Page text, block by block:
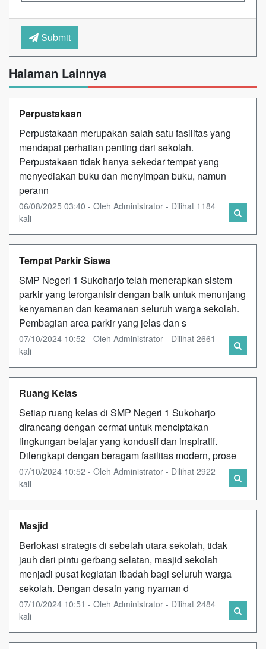
Submit
Halaman Lainnya
Perpustakaan
Perpustakaan merupakan salah satu fasilitas yang
mendapat perhatian penting dari sekolah.
Perpustakaan tidak hanya sekedar tempat yang
menyediakan buku dan menyimpan buku, namun
perann
06/08/2025 03:40 - Oleh Administrator - Dilihat 1184
kali
Tempat Parkir Siswa
SMP Negeri 1 Sukoharjo telah menerapkan sistem
parkir yang terorganisir dengan baik untuk menunjang
kenyamanan dan keamanan seluruh warga sekolah.
Pembagian area parkir yang jelas dan s
07/10/2024 10:52 - Oleh Administrator - Dilihat 2661
kali
Ruang Kelas
Setiap ruang kelas di SMP Negeri 1 Sukoharjo
dirancang dengan cermat untuk menciptakan
lingkungan belajar yang kondusif dan inspiratif.
Dilengkapi dengan beragam fasilitas modern, prose
07/10/2024 10:52 - Oleh Administrator - Dilihat 2922
kali
Masjid
Berlokasi strategis di sebelah utara sekolah, tidak
jauh dari pintu gerbang selatan, masjid sekolah
menjadi pusat kegiatan ibadah bagi seluruh warga
sekolah. Dengan desain yang nyaman d
07/10/2024 10:51 - Oleh Administrator - Dilihat 2484
kali